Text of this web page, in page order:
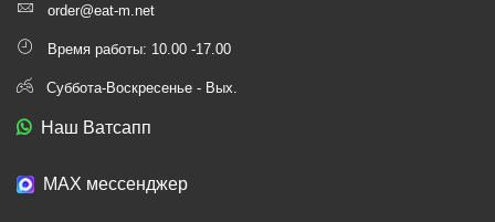
order@eat-m.net
Время работы: 10.00 -17.00
Суббота-Воскресенье - Вых.
Наш Ватсапп
МАХ мессенджер